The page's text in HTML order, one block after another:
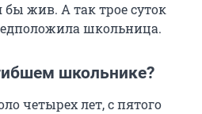
бы жив. А так трое суток
школьница.
школьнике?
четырех лет, с пятого